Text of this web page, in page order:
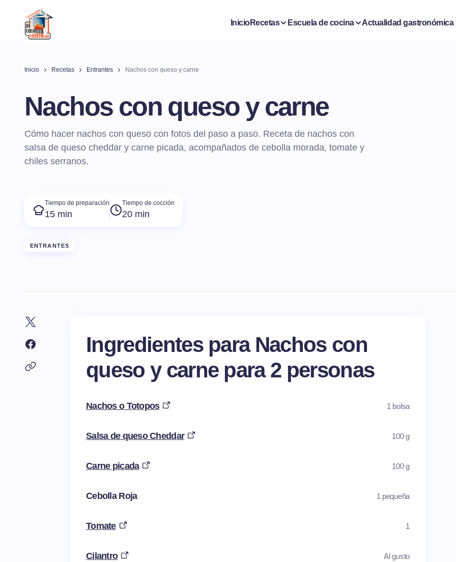
InicioRecetas Escuela de cocina Actualidad gastronómica
Inicio Recetas Entrantes Nachos con queso y carne
Nachos con queso y carne
Cómo hacer nachos con queso con fotos del paso a paso. Receta de nachos con
salsa de queso cheddar y carne picada, acompañados de cebolla morada, tomate y
chiles serranos.
Tiempo de preparación
15 min
Tiempo de cocción
20 min
ENTRANTES
Ingredientes para Nachos con
queso y carne para 2 personas
Nachos o Totopos 1 bolsa
Salsa de queso Cheddar 100 g
Carne picada 100 g
Cebolla Roja 1 pequeña
Tomate 1
Cilantro Al gusto